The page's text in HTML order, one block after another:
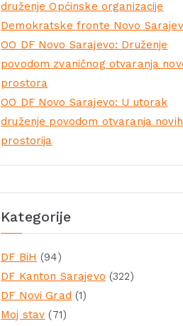
druženje Općinske organizacije
Demokratske fronte Novo
OO DF Novo Sarajevo: Druženje
povodom zvaničnog otvaranja
prostora
OO DF Novo Sarajevo: U utorak
druženje povodom otvaranja novih
prostorija
Kategorije
DF BiH (94)
DF Kanton Sarajevo (322)
DF Novi Grad (1)
Moj stav (71)